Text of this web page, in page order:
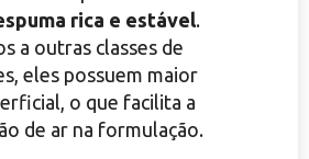
rica e estável.
a outras classes de
eles possuem maior
o que facilita a
de ar na formulação.